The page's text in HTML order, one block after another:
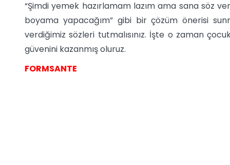
“Şimdi yemek hazırlamam lazım ama sana söz
boyama yapacağım” gibi bir çözüm önerisi
verdiğimiz sözleri tutmalısınız. İşte o zaman
güvenini kazanmış oluruz.
FORMSANTE